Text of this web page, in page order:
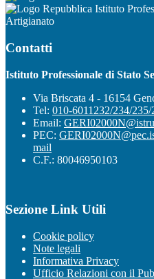
Istituto
Artigianato
Contatti
Istituto Professionale di Stato
Via Briscata 4 - 16154
Tel: 010-6011232/234/235/
Email:
PEC:
mail
C.F.: 80046950103
Sezione Link Utili
Cookie policy
Note legali
Informativa Privacy
Ufficio Relazioni con il